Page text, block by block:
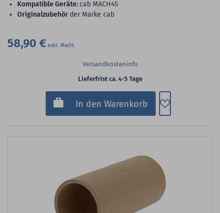
Kompatible Geräte: cab MACH4S
Originalzubehör der Marke cab
58,90 €
Versandkosteninfo
Lieferfrist ca. 4-5 Tage
In den Warenkorb Zum